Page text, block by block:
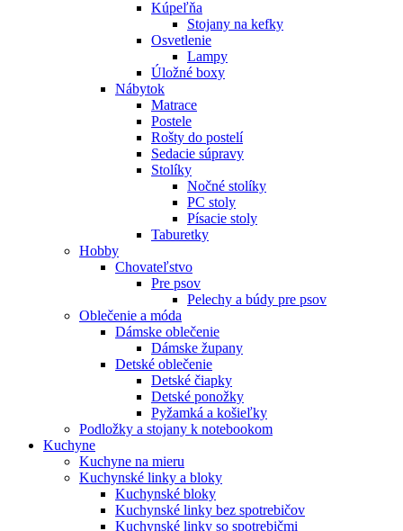
Kúpeľňa
Stojany na kefky
Osvetlenie
Lampy
Úložné boxy
Nábytok
Matrace
Postele
Rošty do postelí
Sedacie súpravy
Stolíky
Nočné stolíky
PC stoly
Písacie stoly
Taburetky
Hobby
Chovateľstvo
Pre psov
Pelechy a búdy pre psov
Oblečenie a móda
Dámske oblečenie
Dámske župany
Detské oblečenie
Detské čiapky
Detské ponožky
Pyžamká a košieľky
Podložky a stojany k notebookom
Kuchyne
Kuchyne na mieru
Kuchynské linky a bloky
Kuchynské bloky
Kuchynské linky bez spotrebičov
Kuchynské linky so spotrebičmi